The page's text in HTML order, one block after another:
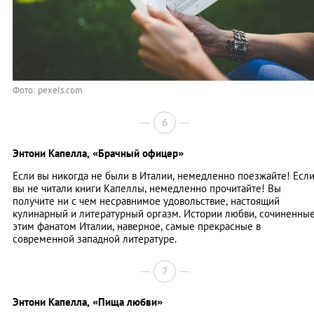
Фото: pexels.com
6
Энтони Капелла, «Брачный офицер»
Если вы никогда не были в Италии, немедленно поезжайте! Если
вы не читали книги Капеллы, немедленно прочитайте! Вы
получите ни с чем несравнимое удовольствие, настоящий
кулинарный и литературный оргазм. Истории любви,
этим фанатом Италии, наверное, самые прекрасные в
современной западной литературе.
7
Энтони Капелла, «Пища любви»